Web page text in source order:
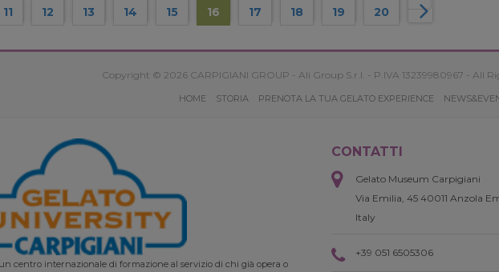
11 12 13 14 15 16 17 18 19 20
Copyright © 2026 CARPIGIANI GROUP - Ali Group S.r.l. - P.IVA 13239980967 - All
HOME STORIA PRENOTA LA TUA GELATO EXPERIENCE
centro internazionale di formazione al servizio di chi già opera o
CONTATTI
Gelato Museum Carpigiani
Via Emilia, 45 40011 Anzola
Italy
+39 051 6505306